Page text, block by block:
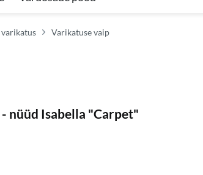
Varikatuse vaip
nüüd Isabella "Carpet"